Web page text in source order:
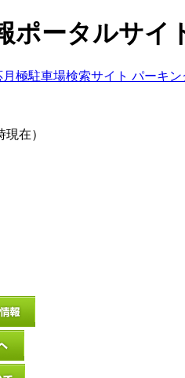
ポータルサイ
極駐車場検索サイト パーキン
現在）